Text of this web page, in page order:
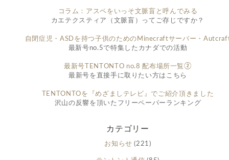
コラム：アスペをいっそ文脈盲と呼んでみる
カエテクスティア（文脈盲）ってご存じですか？
自閉症児・ASDを持つ子供のためのMinecraftサーバー・
最新号no.5で特集したカナダでの活動
最新号TENTONTO no.8 配布場所一覧②
最新号を直接手に取りたい方はこちら
TENTONTOを『めざましテレビ』でご紹介頂きました
沢山の反響を頂いたフリーペーパーランキング
カテゴリー
お知らせ (221)